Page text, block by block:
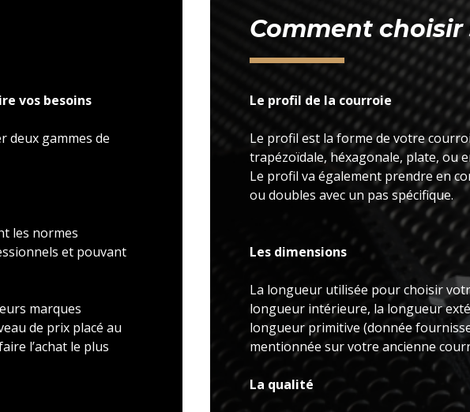
vos besoins
deux gammes de
les normes
et pouvant
marques
de prix placé au
l’achat le plus
Comment choisir
Le profil de la courroie
Le profil est la forme de votre
trapézoïdale, héxagonale, plate, ou
Le profil va également prendre en
ou doubles avec un pas spécifique.
Les dimensions
La longueur utilisée pour choisir
longueur intérieure, la longueur
longueur primitive (donnée
mentionnée sur votre ancienne
La qualité